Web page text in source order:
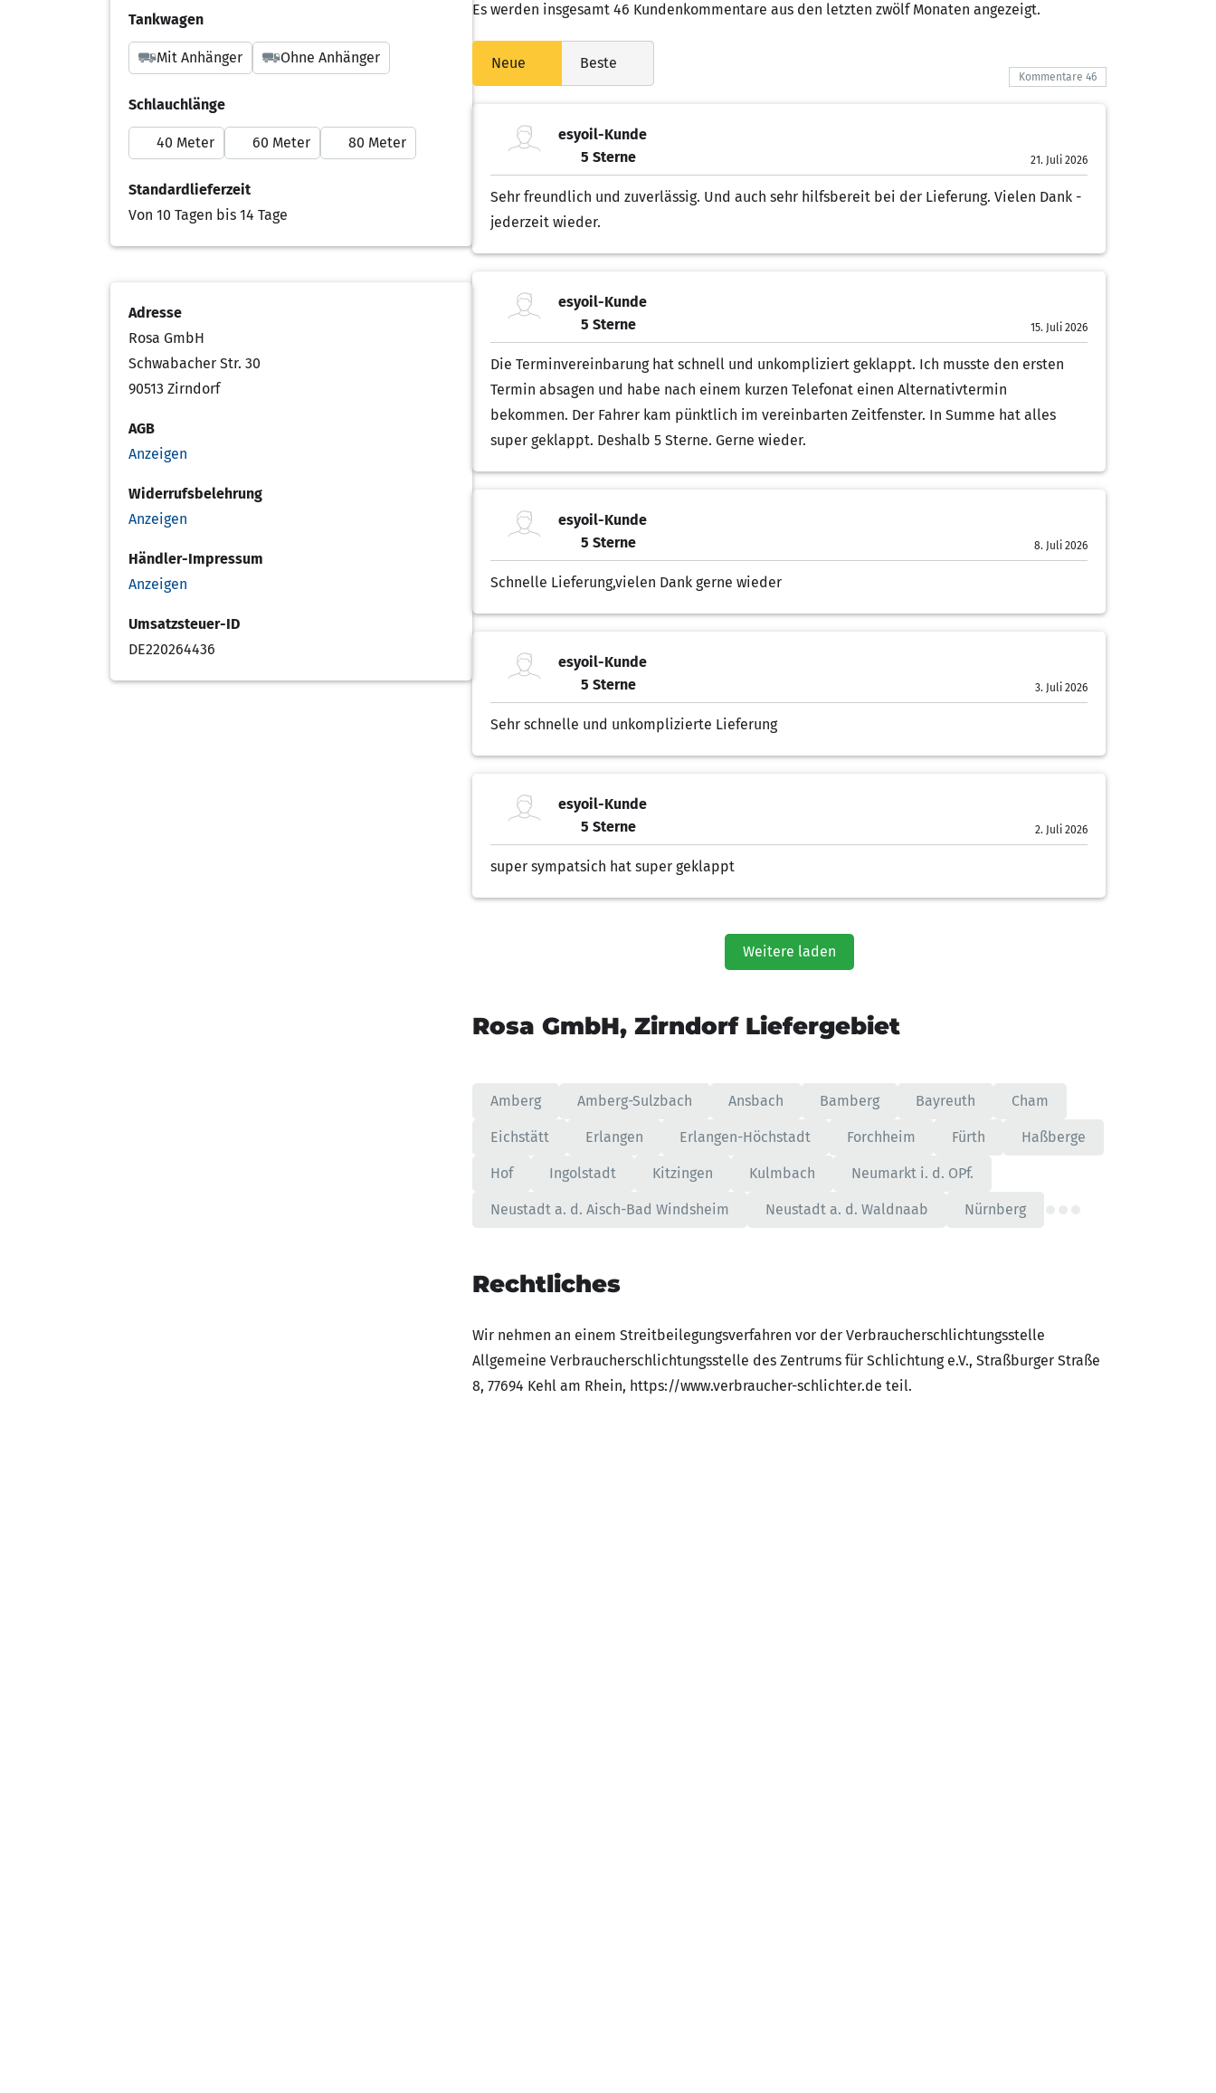
Tankwagen
Mit Anhänger Ohne Anhänger
Schlauchlänge
40 Meter 60 Meter 80 Meter
Standardlieferzeit
Von 10 Tagen bis 14 Tage
Adresse
Rosa GmbH
Schwabacher Str. 30
90513 Zirndorf
AGB
Anzeigen
Widerrufsbelehrung
Anzeigen
Händler-Impressum
Anzeigen
Umsatzsteuer-ID
DE220264436
Es werden insgesamt 46 Kundenkommentare aus den letzten zwölf Monaten angezeigt.
Neue Beste
Kommentare 46
esyoil-Kunde
5 Sterne
21. Juli 2026
Sehr freundlich und zuverlässig. Und auch sehr hilfsbereit bei der Lieferung. Vielen Dank -
jederzeit wieder.
esyoil-Kunde
5 Sterne
15. Juli 2026
Die Terminvereinbarung hat schnell und unkompliziert geklappt. Ich musste den ersten
Termin absagen und habe nach einem kurzen Telefonat einen Alternativtermin
bekommen. Der Fahrer kam pünktlich im vereinbarten Zeitfenster. In Summe hat alles
super geklappt. Deshalb 5 Sterne. Gerne wieder.
esyoil-Kunde
5 Sterne
8. Juli 2026
Schnelle Lieferung,vielen Dank gerne wieder
esyoil-Kunde
5 Sterne
3. Juli 2026
Sehr schnelle und unkomplizierte Lieferung
esyoil-Kunde
5 Sterne
2. Juli 2026
super sympatsich hat super geklappt
Weitere laden
Rosa GmbH, Zirndorf Liefergebiet
Amberg Amberg-Sulzbach Ansbach Bamberg Bayreuth Cham
Eichstätt Erlangen Erlangen-Höchstadt Forchheim Fürth Haßberge
Hof Ingolstadt Kitzingen Kulmbach Neumarkt i. d. OPf.
Neustadt a. d. Aisch-Bad Windsheim Neustadt a. d. Waldnaab Nürnberg
Rechtliches
Wir nehmen an einem Streitbeilegungsverfahren vor der Verbraucherschlichtungsstelle
Allgemeine Verbraucherschlichtungsstelle des Zentrums für Schlichtung e.V., Straßburger Straße
8, 77694 Kehl am Rhein, https://www.verbraucher-schlichter.de teil.